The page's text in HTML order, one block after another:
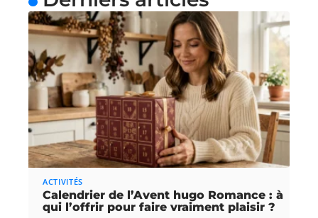
ACTIVITÉS
Calendrier de l’Avent hugo Romance : à
qui l’offrir pour faire vraiment plaisir ?